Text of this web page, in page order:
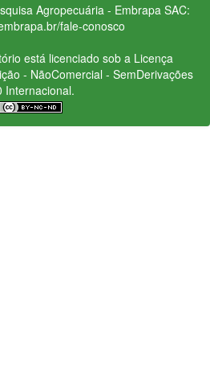
Agropecuária - Embrapa SAC:
fale-conosco
está licenciado sob a Licença
- NãoComercial - SemDerivações
Internacional.